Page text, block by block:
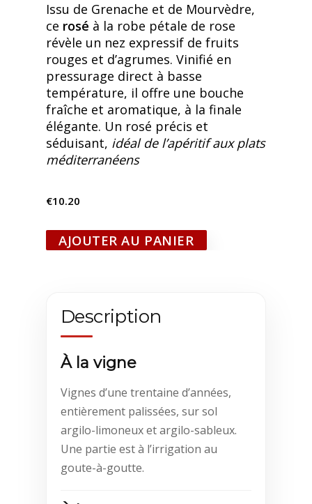
Issu de Grenache et de Mourvèdre,
ce rosé à la robe pétale de rose
révèle un nez expressif de fruits
rouges et d’agrumes. Vinifié en
pressurage direct à basse
température, il offre une bouche
fraîche et aromatique, à la finale
élégante. Un rosé précis et
séduisant, idéal de l’apéritif aux plats
méditerranéens
€10.20
AJOUTER AU PANIER
A
Description
À la vigne
Vignes d’une trentaine d’années,
entièrement palissées, sur sol
argilo-limoneux et argilo-sableux.
Une partie est à l’irrigation au
goute-à-goutte.